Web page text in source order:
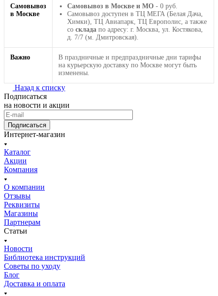
Самовывоз
в Москве
Самовывоз в Москве и МО - 0 руб.
Самовывоз доступен в ТЦ МЕГА (Белая Дача,
Химки), ТЦ Авиапарк, ТЦ Европолис, а также
со склада по адресу: г. Москва, ул. Костякова,
д. 7/7 (м. Дмитровская).
Важно
В праздничные и предпраздничные дни тарифы
на курьерскую доставку по Москве могут быть
изменены.
Назад к списку
Подписаться
на новости и акции
Подписаться
Интернет-магазин
Каталог
Акции
Компания
О компании
Отзывы
Реквизиты
Магазины
Партнерам
Статьи
Новости
Библиотека инструкций
Советы по уходу
Блог
Доставка и оплата